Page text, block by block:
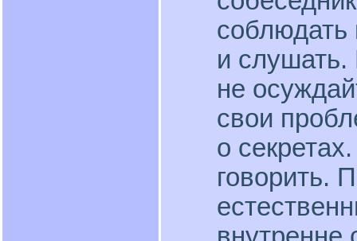
соблюдать
и слушать.
не
свои
о
говорить.